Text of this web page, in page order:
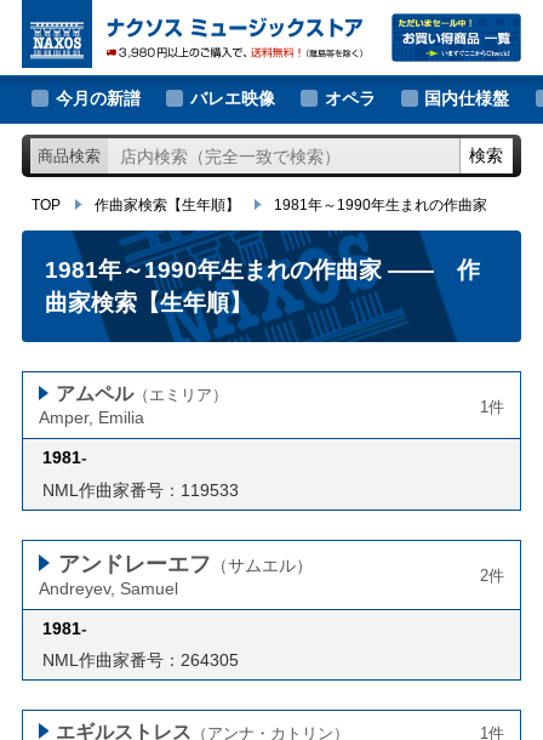
大作曲家の新譜
著名作曲家の新譜
マイナー作曲家の新譜
月別新譜一覧
今月の新譜 バレエ映像 オペラ 国内仕様盤
商品検索 検索
TOP 作曲家検索【生年順】 1981年～1990年生まれの作曲家
TOP 作曲家検索【生年順】 1981年～1990年生まれの作曲家
1981年～1990年生まれの作曲家―― 作
曲家検索【生年順】
アムペル（エミリア）
Amper, Emilia
1件
1981-
NML作曲家番号：119533
アンドレーエフ （サムエル）
Andreyev, Samuel
2件
1981-
NML作曲家番号：264305
エギルストレス （アンナ・カトリン） 1件